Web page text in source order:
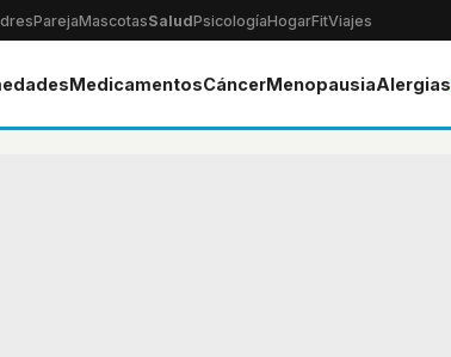
ParejaMascotasSaludPsicologíaHogarFitViajes
MedicamentosCáncerMenopausiaAlergias